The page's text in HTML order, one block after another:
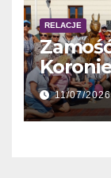
RELACJE
11/07/